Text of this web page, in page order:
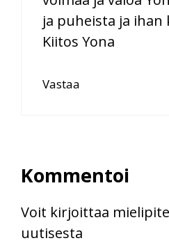
ja puheista ja ihan
Kiitos Yona
Vastaa
Kommentoi
Voit kirjoittaa
uutisesta